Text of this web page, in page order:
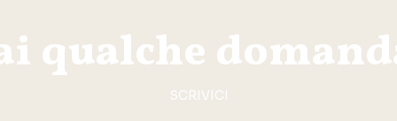
qualche
SCRIVICI